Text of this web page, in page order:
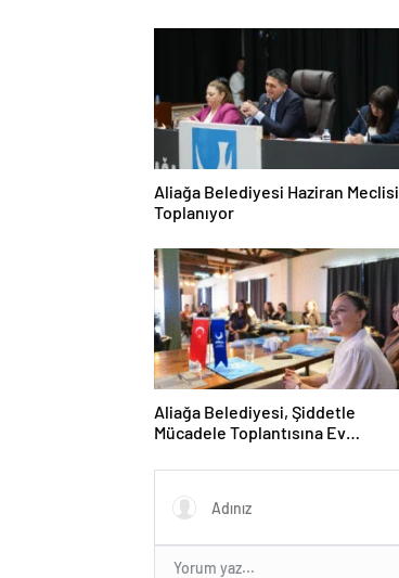
Aliağa Belediyesi Haziran Meclisi
Toplanıyor
Aliağa Belediyesi, Şiddetle
Mücadele Toplantısına Ev